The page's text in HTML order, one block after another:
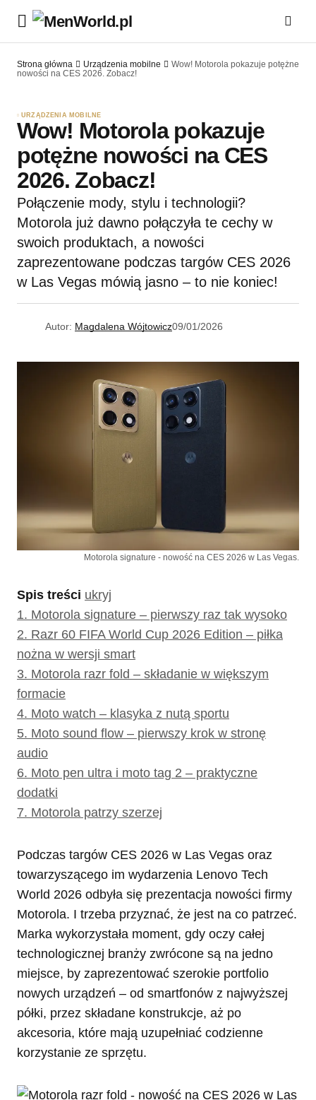
Strona główna Urządzenia mobilne
Wow! Motorola pokazuje potężne
nowości na CES 2026. Zobacz!
URZĄDZENIA MOBILNE
Wow! Motorola pokazuje
potężne nowości na CES
2026. Zobacz!
Połączenie mody, stylu i technologii?
Motorola już dawno połączyła te cechy w
swoich produktach, a nowości
zaprezentowane podczas targów CES 2026
w Las Vegas mówią jasno – to nie koniec!
Autor: Magdalena Wójtowicz09/01/2026
Motorola signature - nowość na CES 2026 w Las Vegas.
Spis treści ukryj
1. Motorola signature – pierwszy raz tak wysoko
2. Razr 60 FIFA World Cup 2026 Edition – piłka
nożna w wersji smart
3. Motorola razr fold – składanie w większym
formacie
4. Moto watch – klasyka z nutą sportu
5. Moto sound flow – pierwszy krok w stronę
audio
6. Moto pen ultra i moto tag 2 – praktyczne
dodatki
7. Motorola patrzy szerzej
Podczas targów CES 2026 w Las Vegas oraz
towarzyszącego im wydarzenia Lenovo Tech
World 2026 odbyła się prezentacja nowości firmy
Motorola. I trzeba przyznać, że jest na co patrzeć.
Marka wykorzystała moment, gdy oczy całej
technologicznej branży zwrócone są na jedno
miejsce, by zaprezentować szerokie portfolio
nowych urządzeń – od smartfonów z najwyższej
półki, przez składane konstrukcje, aż po
akcesoria, które mają uzupełniać codzienne
korzystanie ze sprzętu.